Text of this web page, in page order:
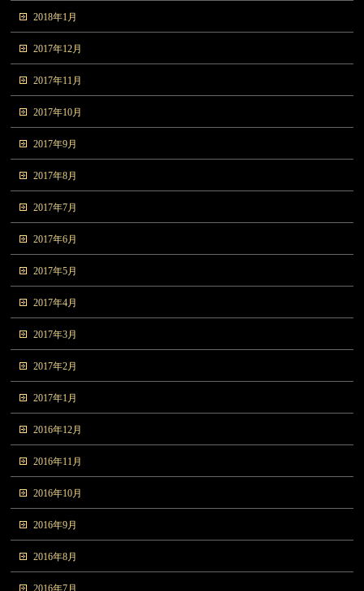
2018年1月
2017年12月
2017年11月
2017年10月
2017年9月
2017年8月
2017年7月
2017年6月
2017年5月
2017年4月
2017年3月
2017年2月
2017年1月
2016年12月
2016年11月
2016年10月
2016年9月
2016年8月
2016年7月